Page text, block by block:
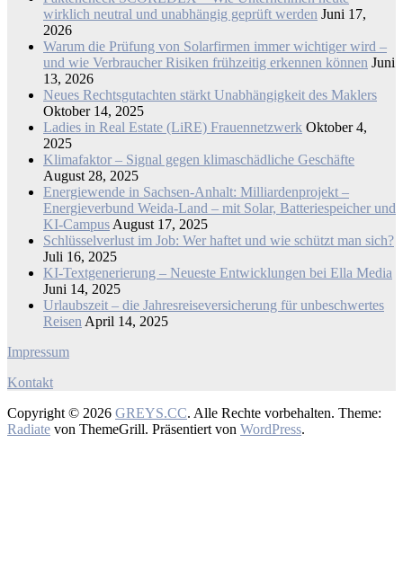
wirklich neutral und unabhängig geprüft werden Juni 17,
2026
Warum die Prüfung von Solarfirmen immer wichtiger wird –
und wie Verbraucher Risiken frühzeitig erkennen können Juni
13, 2026
Neues Rechtsgutachten stärkt Unabhängigkeit des Maklers
Oktober 14, 2025
Ladies in Real Estate (LiRE) Frauennetzwerk Oktober 4,
2025
Klimafaktor – Signal gegen klimaschädliche Geschäfte
August 28, 2025
Energiewende in Sachsen-Anhalt: Milliardenprojekt –
Energieverbund Weida-Land – mit Solar, Batteriespeicher und
KI-Campus August 17, 2025
Schlüsselverlust im Job: Wer haftet und wie schützt man sich?
Juli 16, 2025
KI-Textgenerierung – Neueste Entwicklungen bei Ella Media
Juni 14, 2025
Urlaubszeit – die Jahresreiseversicherung für unbeschwertes
Reisen April 14, 2025
Impressum
Kontakt
Copyright © 2026 GREYS.CC. Alle Rechte vorbehalten. Theme:
Radiate von ThemeGrill. Präsentiert von WordPress.